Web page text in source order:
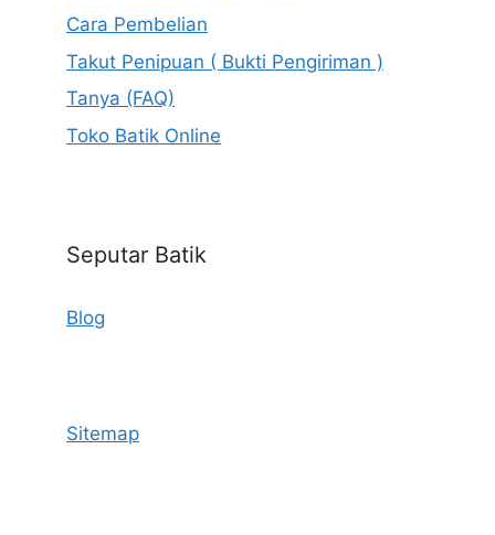
Cara Pembelian
Takut Penipuan ( Bukti Pengiriman )
Tanya (FAQ)
Toko Batik Online
Seputar Batik
Blog
Sitemap